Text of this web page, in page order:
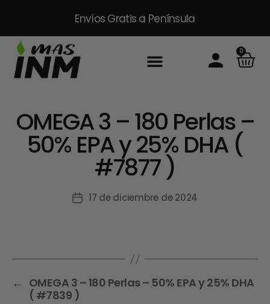
Envíos Gratis a Península
0
OMEGA 3 – 180 Perlas –
50% EPA y 25% DHA (
#7877 )
17 de diciembre de 2024
← OMEGA 3 – 180 Perlas – 50% EPA y 25% DHA
( #7839 )